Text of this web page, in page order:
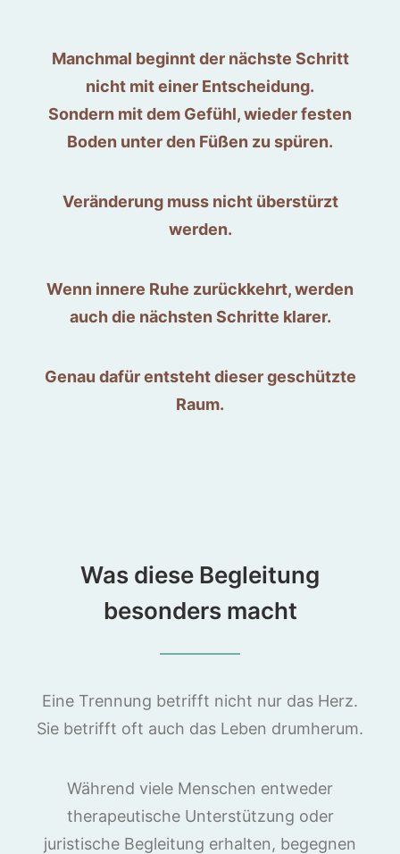
Manchmal beginnt der nächste Schritt
nicht mit einer Entscheidung.
Sondern mit dem Gefühl, wieder festen
Boden unter den Füßen zu spüren.
Veränderung muss nicht überstürzt
werden.
Wenn innere Ruhe zurückkehrt, werden
auch die nächsten Schritte klarer.
Genau dafür entsteht dieser geschützte
Raum.
Was diese Begleitung
besonders macht
Eine Trennung betrifft nicht nur das Herz.
Sie betrifft oft auch das Leben drumherum.
Während viele Menschen entweder
therapeutische Unterstützung oder
juristische Begleitung erhalten, begegnen